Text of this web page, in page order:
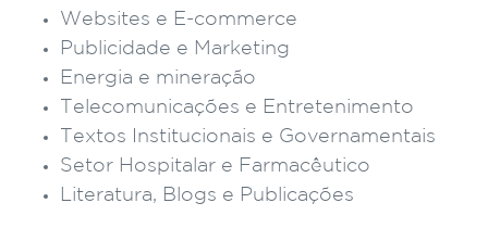
Websites e E-commerce
Publicidade e Marketing
Energia e mineração
Telecomunicações e Entretenimento
Textos Institucionais e Governamentais
Setor Hospitalar e Farmacêutico
Literatura, Blogs e Publicações